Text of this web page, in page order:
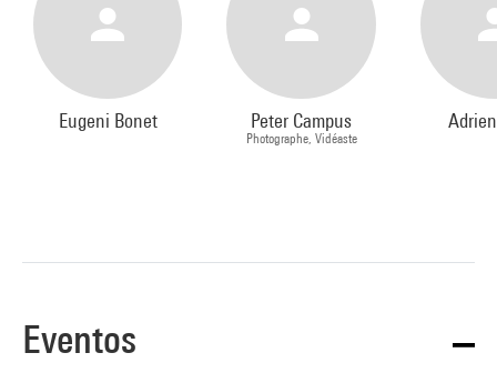
Eugeni Bonet Peter Campus
Photographe, Vidéaste
Eventos